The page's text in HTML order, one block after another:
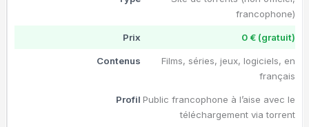
francophone)
0 € (gratuit)
Films, séries, jeux, logiciels, en
français
Public francophone à l’aise avec le
téléchargement via torrent